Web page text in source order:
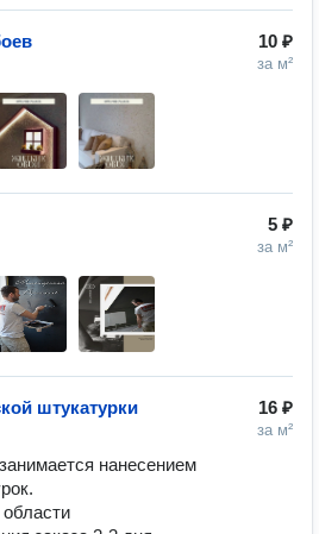
10 ₽
за м²
5 ₽
за м²
16 ₽
за м²
штукатурки
нанесением